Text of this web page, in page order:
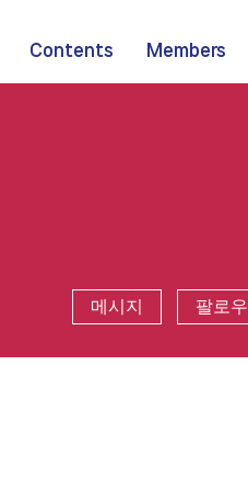
Contents Members
메시지 팔로우